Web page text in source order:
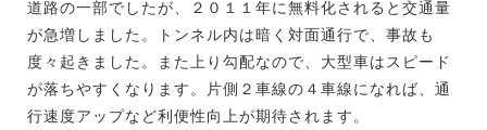
道路の一部でしたが、２０１１年に無料化されると交通量
が急増しました。トンネル内は暗く対面通行で、事故も
度々起きました。また上り勾配なので、大型車はスピード
が落ちやすくなります。片側２車線の４車線になれば、通
行速度アップなど利便性向上が期待されます。